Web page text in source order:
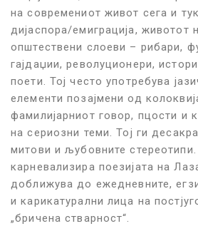
на современиот живот сега и
дијаспора/емиграција, животот
општествени слоеви – рибари,
гајдаџии, револуционери,
поети. Тој често употребува
елементи позајмени од
фамилијарниот говор, пцости и
на сериозни теми. Тој ги
митови и љубовните стереотипи.
карневализира поезијата на
доближува до ежедневните,
и карикатурални лица на
„бричена стварност“.